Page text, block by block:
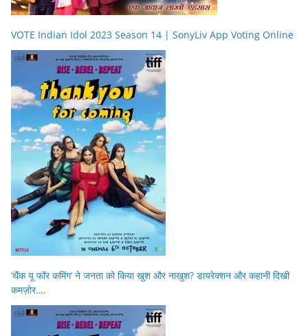
VOTE Indian Idol 2023 Season 14 | SonyLiv App Voting Online
‘थैंक यू फॉर कमिंग’ ने जनता को किया खुश और नाखुश? डायरेक्शन और कहानी दिखी
कमज़ोर….